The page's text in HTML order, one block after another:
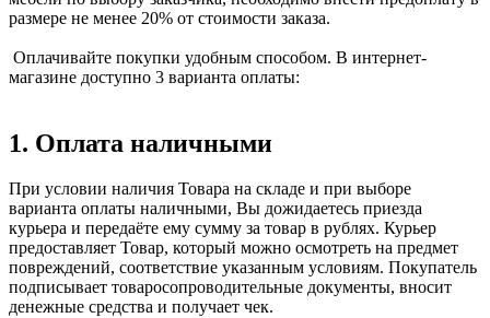
размере не менее 20% от стоимости заказа.
Оплачивайте покупки удобным способом. В интернет-
магазине доступно 3 варианта оплаты:
1. Оплата наличными
При условии наличия Товара на складе и при выборе
варианта оплаты наличными, Вы дожидаетесь приезда
курьера и передаёте ему сумму за товар в рублях. Курьер
предоставляет Товар, который можно осмотреть на предмет
повреждений, соответствие указанным условиям. Покупатель
подписывает товаросопроводительные документы, вносит
денежные средства и получает чек.